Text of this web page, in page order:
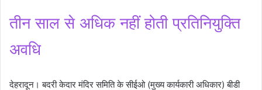
तीन साल से अधिक नहीं होती प्रतिनियुक्ति
अवधि
देहरादून। बदरी केदार मंदिर समिति के सीईओ (मुख्य कार्यकारी अधिकार) बीडी